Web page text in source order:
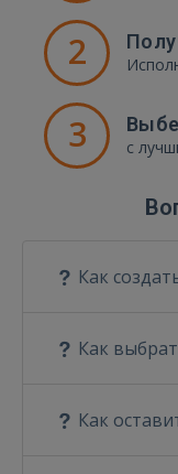
2
3 с
Как
Как
Как